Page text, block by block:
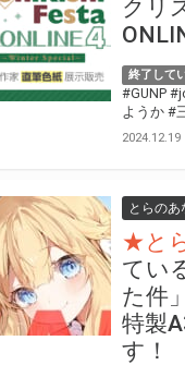
クリ
終了して
#GUNP
ようか #
2024.12.19
とらのあ
★と
てい
た件
特製
す！